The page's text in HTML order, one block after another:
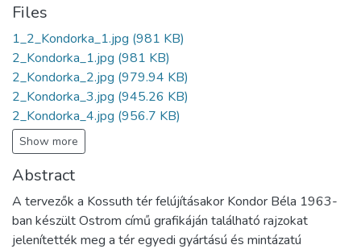
Files
1_2_Kondorka_1.jpg (981 KB)
2_Kondorka_1.jpg (981 KB)
2_Kondorka_2.jpg (979.94 KB)
2_Kondorka_3.jpg (945.26 KB)
2_Kondorka_4.jpg (956.7 KB)
Show more
Abstract
A tervezők a Kossuth tér felújításakor Kondor Béla 1963-
ban készült Ostrom című grafikáján található rajzokat
jelenítették meg a tér egyedi gyártású és mintázatú